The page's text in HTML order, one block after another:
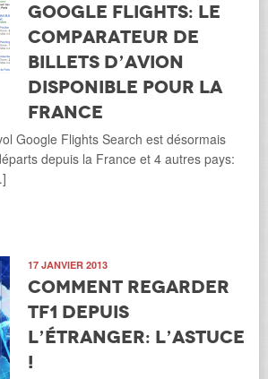
Google Flights: le
comparateur de
billets d’avion
disponible pour la
France
Google Flights Search est désormais
depuis la France et 4 autres pays:
17 JANVIER 2013
Comment regarder
TF1 depuis
l’étranger: l’astuce
!